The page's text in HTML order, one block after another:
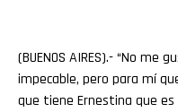
(BUENOS AIRES).- “No me
impecable, pero para mí
que tiene Ernestina que